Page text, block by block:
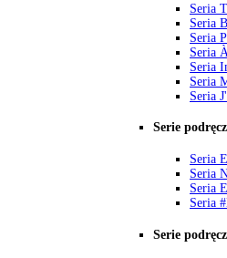
Seria
Seria
Seria
Seria
Seria
Seria
Seria
Serie
Seria
Seria
Seria
Seria
Serie